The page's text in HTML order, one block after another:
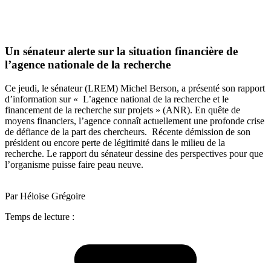
Un sénateur alerte sur la situation financière de
l’agence nationale de la recherche
Ce jeudi, le sénateur (LREM) Michel Berson, a présenté son rapport
d’information sur « L’agence national de la recherche et le
financement de la recherche sur projets » (ANR). En quête de
moyens financiers, l’agence connaît actuellement une profonde crise
de défiance de la part des chercheurs. Récente démission de son
président ou encore perte de légitimité dans le milieu de la
recherche. Le rapport du sénateur dessine des perspectives pour que
l’organisme puisse faire peau neuve.
Par Héloise Grégoire
Temps de lecture :